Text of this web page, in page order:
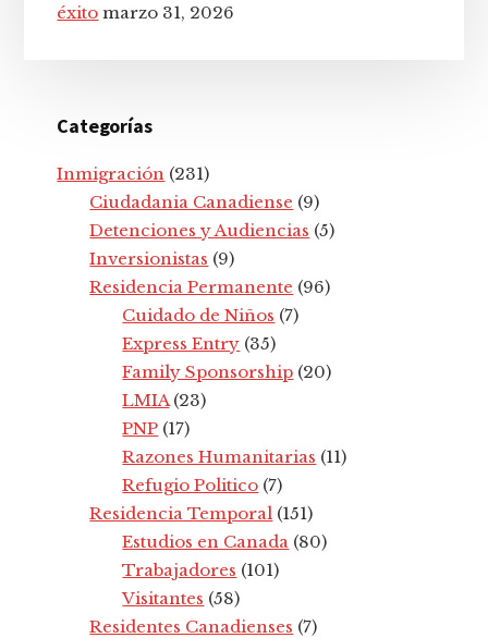
éxito marzo 31, 2026
Categorías
Inmigración (231)
Ciudadania Canadiense (9)
Detenciones y Audiencias (5)
Inversionistas (9)
Residencia Permanente (96)
Cuidado de Niños (7)
Express Entry (35)
Family Sponsorship (20)
LMIA (23)
PNP (17)
Razones Humanitarias (11)
Refugio Politico (7)
Residencia Temporal (151)
Estudios en Canada (80)
Trabajadores (101)
Visitantes (58)
Residentes Canadienses (7)